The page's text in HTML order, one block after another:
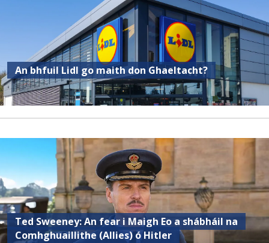
An bhfuil Lidl go maith don Ghaeltacht?
Ted Sweeney: An fear i Maigh Eo a shábháil na
Comhghuaillithe (Allies) ó Hitler